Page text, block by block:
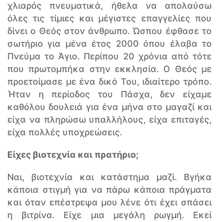
χλιαρός πνευματικά, ήθελα να απολαύσω
όλες τις τίμιες και μέγιστες επαγγελίες που
δίνει ο Θεός στον άνθρωπο. Ώσπου έφθασε το
σωτήριο για μένα έτος 2000 όπου έλαβα το
Πνεύμα το Άγιο. Περίπου 20 χρόνια από τότε
που πρωτομπήκα στην εκκλησία. Ο Θεός με
προετοίμασε με ένα δικό Του, ιδιαίτερο τρόπο.
Ήταν η περίοδος του Πάσχα, δεν είχαμε
καθόλου δουλειά για ένα μήνα στο μαγαζί και
είχα να πληρώσω υπαλλήλους, είχα επιταγές,
είχα πολλές υποχρεώσεις.
Είχες βιοτεχνία και πρατήριο;
Ναι, βιοτεχνία και κατάστημα μαζί. Βγήκα
κάποια στιγμή για να πάρω κάποια πράγματα
και όταν επέστρεψα μου λένε ότι έχει σπάσει
η βιτρίνα. Είχε μια μεγάλη ρωγμή. Εκεί